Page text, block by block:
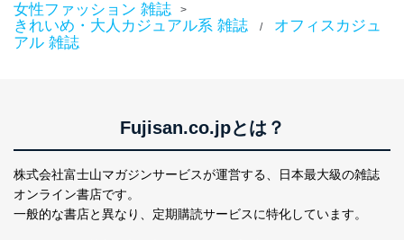
女性ファッション 雑誌 >
きれいめ・大人カジュアル系 雑誌 /
オフィスカジュ
アル 雑誌
Fujisan.co.jpとは？
株式会社富士山マガジンサービスが運営する、
日本最大級の雑誌
オンライン書店です。
一般的な書店と異なり、 定期購読サービスに特化しています。